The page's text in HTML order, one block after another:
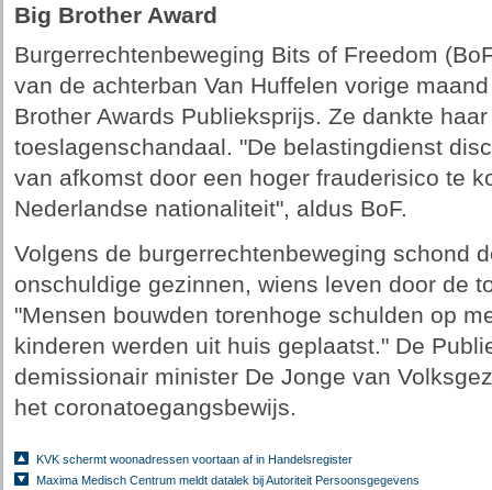
Big Brother Award
Burgerrechtenbeweging Bits of Freedom
van de achterban Van Huffelen vorige
Brother Awards Publieksprijs. Ze dankte
toeslagenschandaal. "De belastingdienst
van afkomst door een hoger frauderisico te
Nederlandse nationaliteit", aldus BoF.
Volgens de burgerrechtenbeweging schond
onschuldige gezinnen, wiens leven door de
"Mensen bouwden torenhoge schulden op
kinderen werden uit huis geplaatst." De
demissionair minister De Jonge van
het coronatoegangsbewijs.
KVK schermt woonadressen voortaan af in Handelsregister
Maxima Medisch Centrum meldt datalek bij Autoriteit Persoonsgegevens